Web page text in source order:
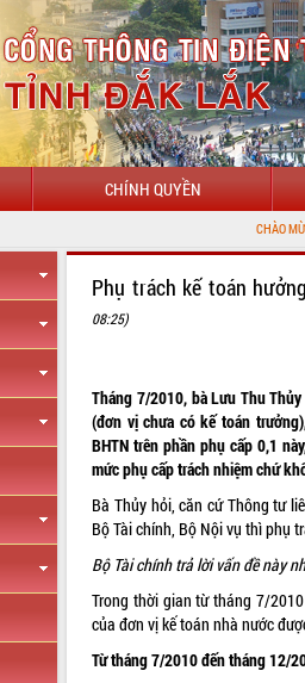
CHÍNH QUYỀN
CHÀO MỪNG ĐẾN
Phụ trách kế toán
08:25)
Tháng 7/2010, bà Lưu Thu
(đơn vị chưa có kế toán
BHTN trên phần phụ cấp 0,1
mức phụ cấp trách nhiệm chứ
Bà Thủy hỏi, căn cứ Thông tư
Bộ Tài chính, Bộ Nội vụ thì phụ
Bộ Tài chính trả lời vấn đề này
Trong thời gian từ tháng 7/
của đơn vị kế toán nhà nước
Từ tháng 7/2010 đến tháng 12/